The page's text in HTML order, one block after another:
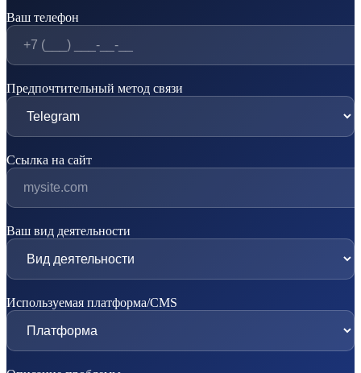
Ваш телефон
Предпочтительный метод связи
Ссылка на сайт
Ваш вид деятельности
Используемая платформа/CMS